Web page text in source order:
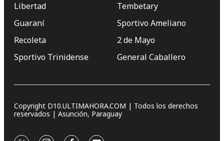
Libertad
Guaraní
Recoleta
Sportivo Trinidense
Tembetary
Sportivo Ameliano
2 de Mayo
General Caballero
Copyright D10.ULTIMAHORA.COM | Todos los derechos
reservados | Asunción, Paraguay